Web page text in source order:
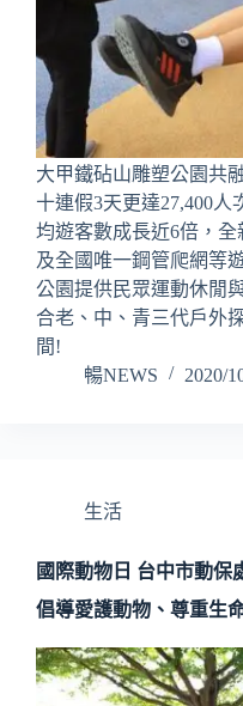
大甲鐵砧山雕塑公園共
十連假3天更達27,400
均遊客數成長近6倍，
及全國唯一鋼管爬網等
公園提供民眾運動休閒
合老、中、青三代戶外
間!
暢NEWS
2020/
生活
國際動物日 台中市動保
倡導愛護動物、尊重生